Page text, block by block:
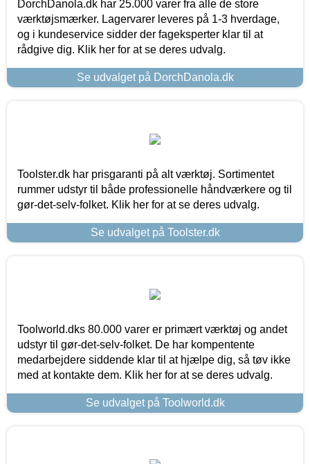
DorchDanola.dk har 25.000 varer fra alle de store
værktøjsmærker. Lagervarer leveres på 1-3 hverdage,
og i kundeservice sidder der fageksperter klar til at
rådgive dig. Klik her for at se deres udvalg.
Se udvalget på DorchDanola.dk
Toolster.dk har prisgaranti på alt værktøj. Sortimentet
rummer udstyr til både professionelle håndværkere og til
gør-det-selv-folket. Klik her for at se deres udvalg.
Se udvalget på Toolster.dk
Toolworld.dks 80.000 varer er primært værktøj og andet
udstyr til gør-det-selv-folket. De har kompentente
medarbejdere siddende klar til at hjælpe dig, så tøv ikke
med at kontakte dem. Klik her for at se deres udvalg.
Se udvalget på Toolworld.dk